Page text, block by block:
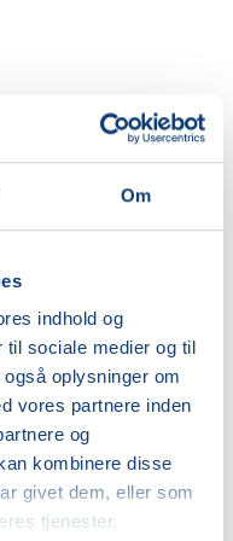
Om
indhold og
til sociale medier og til
oplysninger om
vores partnere inden
og
kombinere disse
givet dem, eller som
tjenester.
3, 4200